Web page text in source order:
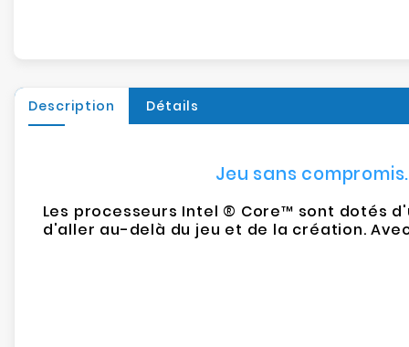
Description Détails
Jeu sans
Les processeurs Intel ® Core™ sont dotés
d'aller au-delà du jeu et de la création.